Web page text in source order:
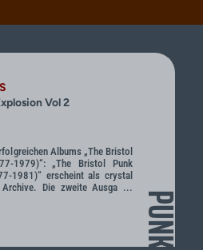
PUNK
Vol 2
Albums „The Bristol
1979)“: „The Bristol Punk
1981)“ erscheint als crystal
Die zweite Ausga ...